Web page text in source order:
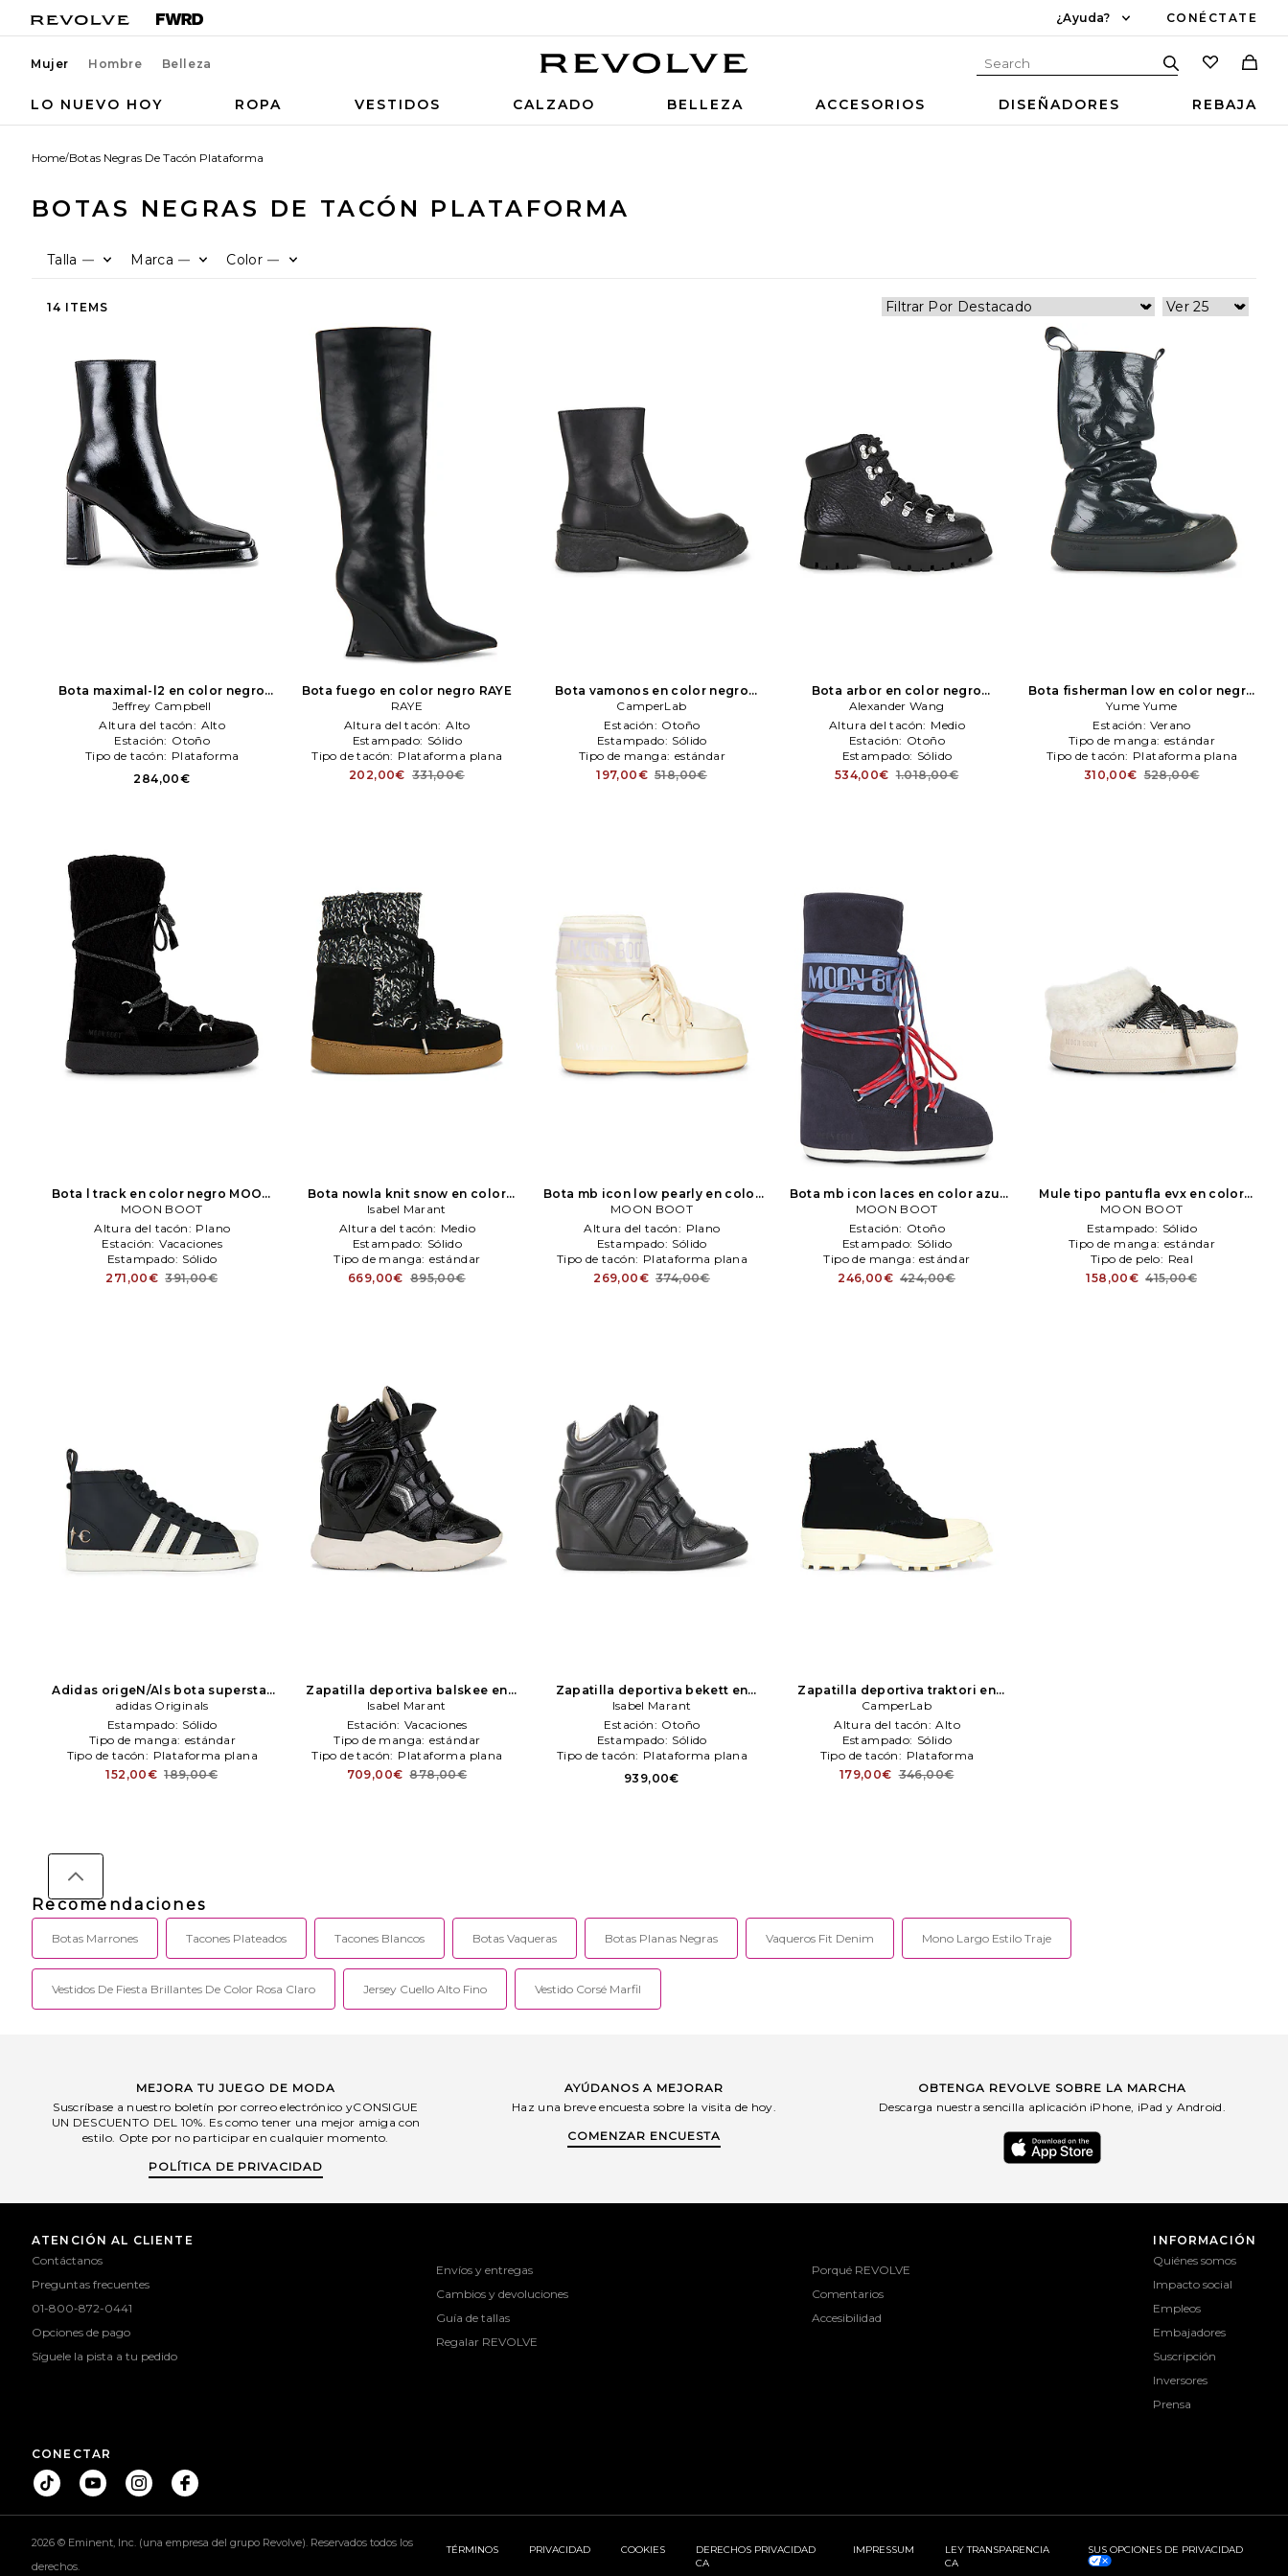
¿Ayuda? CONÉCTATE
Mujer Hombre Belleza
LO NUEVO HOY ROPA VESTIDOS CALZADO BELLEZA ACCESORIOS DISEÑADORES REBAJA
Home/Botas Negras De Tacón Plataforma
BOTAS NEGRAS DE TACÓN PLATAFORMA
Talla — Marca — Color —
14 ITEMS
Bota maximal-l2 en color negro
Jeffrey Campbell
Jeffrey Campbell
Altura del tacón: Alto
Estación: Otoño
Tipo de tacón: Plataforma
284,00€
Bota fuego en color negro RAYE
RAYE
Altura del tacón: Alto
Estampado: Sólido
Tipo de tacón: Plataforma plana
202,00€ 331,00€
Bota vamonos en color negro
CamperLab
CamperLab
Estación: Otoño
Estampado: Sólido
Tipo de manga: estándar
197,00€ 518,00€
Bota arbor en color negro
Alexander Wang
Alexander Wang
Altura del tacón: Medio
Estación: Otoño
Estampado: Sólido
534,00€ 1.018,00€
Bota fisherman low en color negro
Yume Yume
Yume Yume
Estación: Verano
Tipo de manga: estándar
Tipo de tacón: Plataforma plana
310,00€ 528,00€
Bota l track en color negro MOON
BOOT
MOON BOOT
Altura del tacón: Plano
Estación: Vacaciones
Estampado: Sólido
271,00€ 391,00€
Bota nowla knit snow en color
negro Isabel Marant
Isabel Marant
Altura del tacón: Medio
Estampado: Sólido
Tipo de manga: estándar
669,00€ 895,00€
Bota mb icon low pearly en color
Marfil MOON BOOT
MOON BOOT
Altura del tacón: Plano
Estampado: Sólido
Tipo de tacón: Plataforma plana
269,00€ 374,00€
Bota mb icon laces en color azul
mareno MOON BOOT
MOON BOOT
Estación: Otoño
Estampado: Sólido
Tipo de manga: estándar
246,00€ 424,00€
Mule tipo pantufla evx en color
negro, blanco MOON BOOT
MOON BOOT
Estampado: Sólido
Tipo de manga: estándar
Tipo de pelo: Real
158,00€ 415,00€
Adidas origeN/Als bota superstar
luxe tc en color negro
Originals
adidas Originals
Estampado: Sólido
Tipo de manga: estándar
Tipo de tacón: Plataforma plana
152,00€ 189,00€
Zapatilla deportiva balskee en
color negro Isabel Marant
Isabel Marant
Estación: Vacaciones
Tipo de manga: estándar
Tipo de tacón: Plataforma plana
709,00€ 878,00€
Zapatilla deportiva bekett en
color negro Isabel Marant
Isabel Marant
Estación: Otoño
Estampado: Sólido
Tipo de tacón: Plataforma plana
939,00€
Zapatilla deportiva traktori en
color negro CamperLab
CamperLab
Altura del tacón: Alto
Estampado: Sólido
Tipo de tacón: Plataforma
179,00€ 346,00€
Recomendaciones
Botas Marrones Tacones Plateados Tacones Blancos Botas Vaqueras Botas Planas Negras Vaqueros Fit Denim Mono Largo Estilo Traje
Vestidos De Fiesta Brillantes De Color Rosa Claro Jersey Cuello Alto Fino Vestido Corsé Marfil
MEJORA TU JUEGO DE MODA
Suscríbase a nuestro boletín por correo electrónico yCONSIGUE
UN DESCUENTO DEL 10%. Es como tener una mejor amiga con
estilo. Opte por no participar en cualquier momento.
POLÍTICA DE PRIVACIDAD
AYÚDANOS A MEJORAR
Haz una breve encuesta sobre la visita de hoy.
COMENZAR ENCUESTA
OBTENGA REVOLVE SOBRE LA MARCHA
Descarga nuestra sencilla aplicación iPhone, iPad y Android.
ATENCIÓN AL CLIENTE
Contáctanos
Preguntas frecuentes
01-800-872-0441
Opciones de pago
Síguele la pista a tu pedido
Envíos y entregas
Cambios y devoluciones
Guía de tallas
Regalar REVOLVE
Porqué REVOLVE
Comentarios
Accesibilidad
INFORMACIÓN
Quiénes somos
Impacto social
Empleos
Embajadores
Suscripción
Inversores
Prensa
CONECTAR
2026 © Eminent, Inc. (una empresa del grupo Revolve). Reservados todos los
derechos.
TÉRMINOS PRIVACIDAD COOKIES
DERECHOS PRIVACIDAD
CA
IMPRESSUM
LEY TRANSPARENCIA
CA
SUS OPCIONES DE PRIVACIDAD